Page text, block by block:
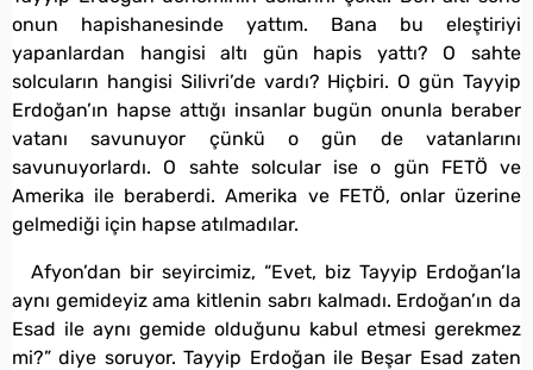
onun hapishanesinde yattım. Bana bu eleştiriyi
yapanlardan hangisi altı gün hapis yattı? O sahte
solcuların hangisi Silivri’de vardı? Hiçbiri. O gün Tayyip
Erdoğan’ın hapse attığı insanlar bugün onunla beraber
vatanı savunuyor çünkü o gün de vatanlarını
savunuyorlardı. O sahte solcular ise o gün FETÖ ve
Amerika ile beraberdi. Amerika ve FETÖ, onlar üzerine
gelmediği için hapse atılmadılar.
Afyon’dan bir seyircimiz, “Evet, biz Tayyip Erdoğan’la
aynı gemideyiz ama kitlenin sabrı kalmadı. Erdoğan’ın da
Esad ile aynı gemide olduğunu kabul etmesi gerekmez
mi?” diye soruyor. Tayyip Erdoğan ile Beşar Esad zaten